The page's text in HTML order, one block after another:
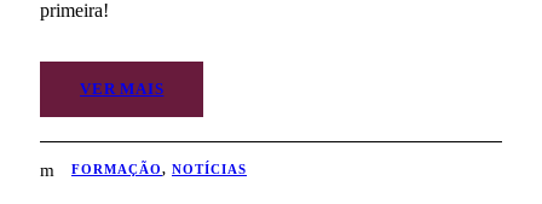
primeira!
VER MAIS
FORMAÇÃO, NOTÍCIAS